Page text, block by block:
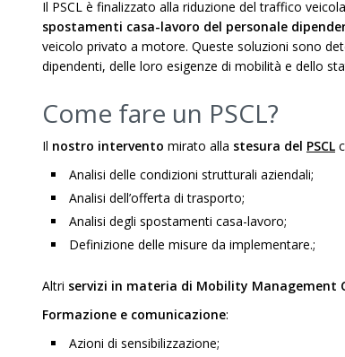
Il PSCL è finalizzato alla riduzione del traffico
spostamenti casa-lavoro del personale
veicolo privato a motore. Queste soluzioni sono
dipendenti, delle loro esigenze di mobilità e dello
Come fare un PSCL?
Il nostro intervento mirato alla stesura del PSCL
Analisi delle condizioni strutturali aziendali;
Analisi dell’offerta di trasporto;
Analisi degli spostamenti casa-lavoro;
Definizione delle misure da implementare.;
Altri servizi in materia di Mobility Management
Formazione e comunicazione:
Azioni di sensibilizzazione;